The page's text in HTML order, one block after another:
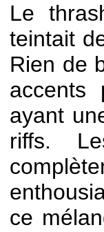
Le
teintait
Rien de
accents
ayant
riffs.
ce